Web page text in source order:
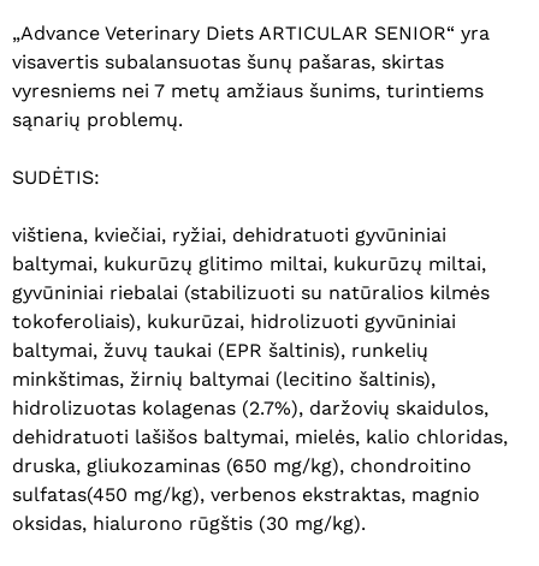
„Advance Veterinary Diets ARTICULAR SENIOR“ yra
visavertis subalansuotas šunų pašaras, skirtas
vyresniems nei 7 metų amžiaus šunims, turintiems
sąnarių problemų.
SUDĖTIS:
vištiena, kviečiai, ryžiai, dehidratuoti gyvūniniai
baltymai, kukurūzų glitimo miltai, kukurūzų miltai,
gyvūniniai riebalai (stabilizuoti su natūralios kilmės
tokoferoliais), kukurūzai, hidrolizuoti gyvūniniai
baltymai, žuvų taukai (EPR šaltinis), runkelių
minkštimas, žirnių baltymai (lecitino šaltinis),
hidrolizuotas kolagenas (2.7%), daržovių skaidulos,
dehidratuoti lašišos baltymai, mielės, kalio chloridas,
druska, gliukozaminas (650 mg/kg), chondroitino
sulfatas(450 mg/kg), verbenos ekstraktas, magnio
oksidas, hialurono rūgštis (30 mg/kg).